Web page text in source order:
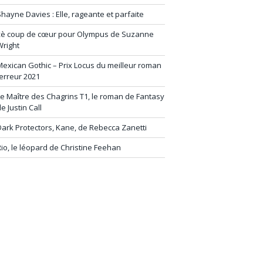
Davies : Elle, rageante et parfaite
coup de cœur pour Olympus de Suzanne
Gothic – Prix Locus du meilleur roman
2021
Maître des Chagrins T1, le roman de Fantasy
Justin Call
Protectors, Kane, de Rebecca Zanetti
le léopard de Christine Feehan